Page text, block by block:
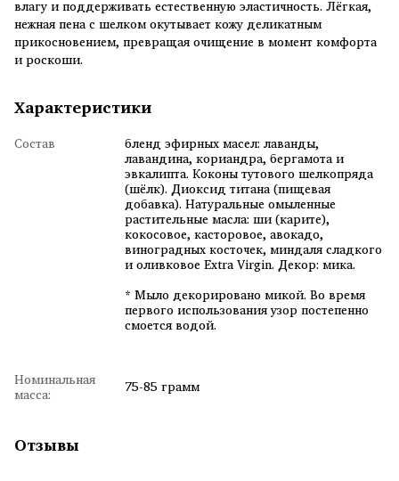
влагу и поддерживать естественную эластичность. Лёгкая,
нежная пена с шелком окутывает кожу деликатным
прикосновением, превращая очищение в момент комфорта
и роскоши.
Характеристики
Состав бленд эфирных масел: лаванды,
лавандина, кориандра, бергамота и
эвкалипта. Коконы тутового шелкопряда
(шёлк). Диоксид титана (пищевая
добавка). Натуральные омыленные
растительные масла: ши (карите),
кокосовое, касторовое, авокадо,
виноградных косточек, миндаля сладкого
и оливковое Extra Virgin. Декор: мика.
* Мыло декорировано микой. Во время
первого использования узор постепенно
смоется водой.
Номинальная
масса: 75-85 грамм
Отзывы